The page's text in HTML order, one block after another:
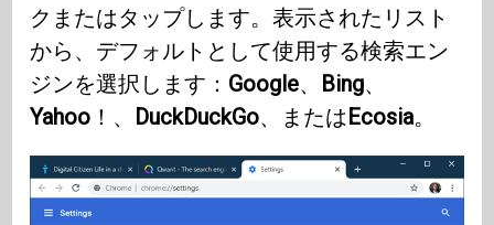
クまたはタップします。表示されたリスト
から、デフォルトとして使用する検索エン
ジンを選択します： Google、 Bing、
Yahoo ！、 DuckDuckGo、または Ecosia。